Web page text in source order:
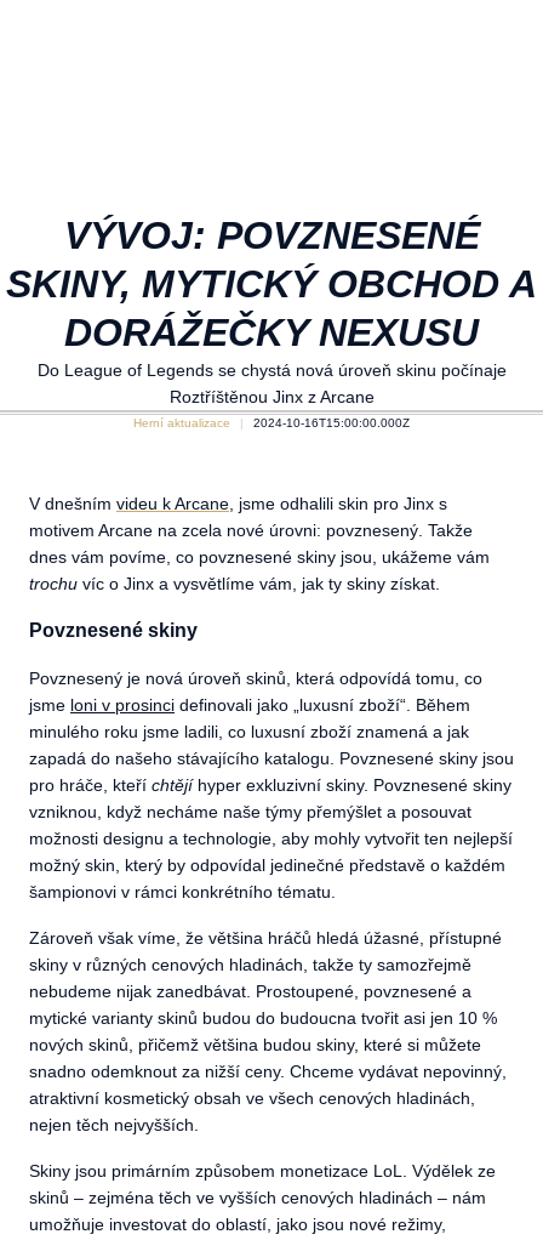
VÝVOJ: POVZNESENÉ
SKINY, MYTICKÝ OBCHOD A
DORÁŽEČKY NEXUSU
Do League of Legends se chystá nová úroveň skinu počínaje
Roztříštěnou Jinx z Arcane
Herní aktualizace 2024-10-16T15:00:00.000Z
V dnešním videu k Arcane , jsme odhalili skin pro Jinx s
motivem Arcane na zcela nové úrovni: povznesený. Takže
dnes vám povíme, co povznesené skiny jsou, ukážeme vám
trochu víc o Jinx a vysvětlíme vám, jak ty skiny získat.
Povznesené skiny
Povznesený je nová úroveň skinů, která odpovídá tomu, co
jsme loni v prosinci definovali jako „luxusní zboží“. Během
minulého roku jsme ladili, co luxusní zboží znamená a jak
zapadá do našeho stávajícího katalogu. Povznesené skiny jsou
pro hráče, kteří chtějí hyper exkluzivní skiny. Povznesené skiny
vzniknou, když necháme naše týmy přemýšlet a posouvat
možnosti designu a technologie, aby mohly vytvořit ten nejlepší
možný skin, který by odpovídal jedinečné představě o každém
šampionovi v rámci konkrétního tématu.
Zároveň však víme, že většina hráčů hledá úžasné, přístupné
skiny v různých cenových hladinách, takže ty samozřejmě
nebudeme nijak zanedbávat. Prostoupené, povznesené a
mytické varianty skinů budou do budoucna tvořit asi jen 10 %
nových skinů, přičemž většina budou skiny, které si můžete
snadno odemknout za nižší ceny. Chceme vydávat nepovinný,
atraktivní kosmetický obsah ve všech cenových hladinách,
nejen těch nejvyšších.
Skiny jsou primárním způsobem monetizace LoL. Výdělek ze
skinů – zejména těch ve vyšších cenových hladinách – nám
umožňuje investovat do oblastí, jako jsou nové režimy,